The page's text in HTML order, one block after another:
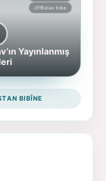
Belav bike
Yayınlanmış
BIBÎNE